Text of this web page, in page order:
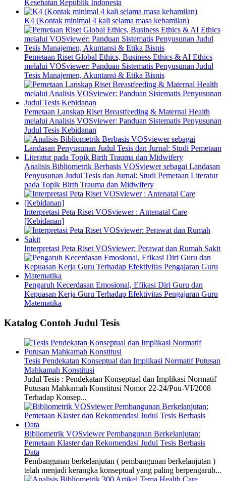
Kesehatan Republik Indonesia
K4 (Kontak minimal 4 kali selama masa kehamilan)
Pemetaan Riset Global Ethics, Business Ethics & AI Ethics
melalui VOSviewer: Panduan Sistematis Penyusunan Judul
Tesis Manajemen, Akuntansi & Etika Bisnis
Pemetaan Lanskap Riset Breastfeeding & Maternal Health
melalui Analisis VOSviewer: Panduan Sistematis Penyusunan
Judul Tesis Kebidanan
Analisis Bibliometrik Berbasis VOSviewer sebagai Landasan
Penyusunan Judul Tesis dan Jurnal: Studi Pemetaan Literatur
pada Topik Birth Trauma dan Midwifery
Interpretasi Peta Riset VOSviewer : Antenatal Care
[Kebidanan]
Interpretasi Peta Riset VOSviewer: Perawat dan Rumah Sakit
Pengaruh Kecerdasan Emosional, Efikasi Diri Guru dan
Kepuasan Kerja Guru Terhadap Efektivitas Pengajaran Guru
Matematika
Katalog Contoh Judul Tesis
Tesis Pendekatan Konseptual dan Implikasi Normatif Putusan
Mahkamah Konstitusi
Judul Tesis : Pendekatan Konseptual dan Implikasi Normatif
Putusan Mahkamah Konstitusi Nomor 22-24/Puu-VI/2008
Terhadap Konsep...
Bibliometrik VOSviewer Pembangunan Berkelanjutan:
Pemetaan Klaster dan Rekomendasi Judul Tesis Berbasis
Data
Pembangunan berkelanjutan ( pembangunan berkelanjutan )
telah menjadi kerangka konseptual yang paling berpengaruh...